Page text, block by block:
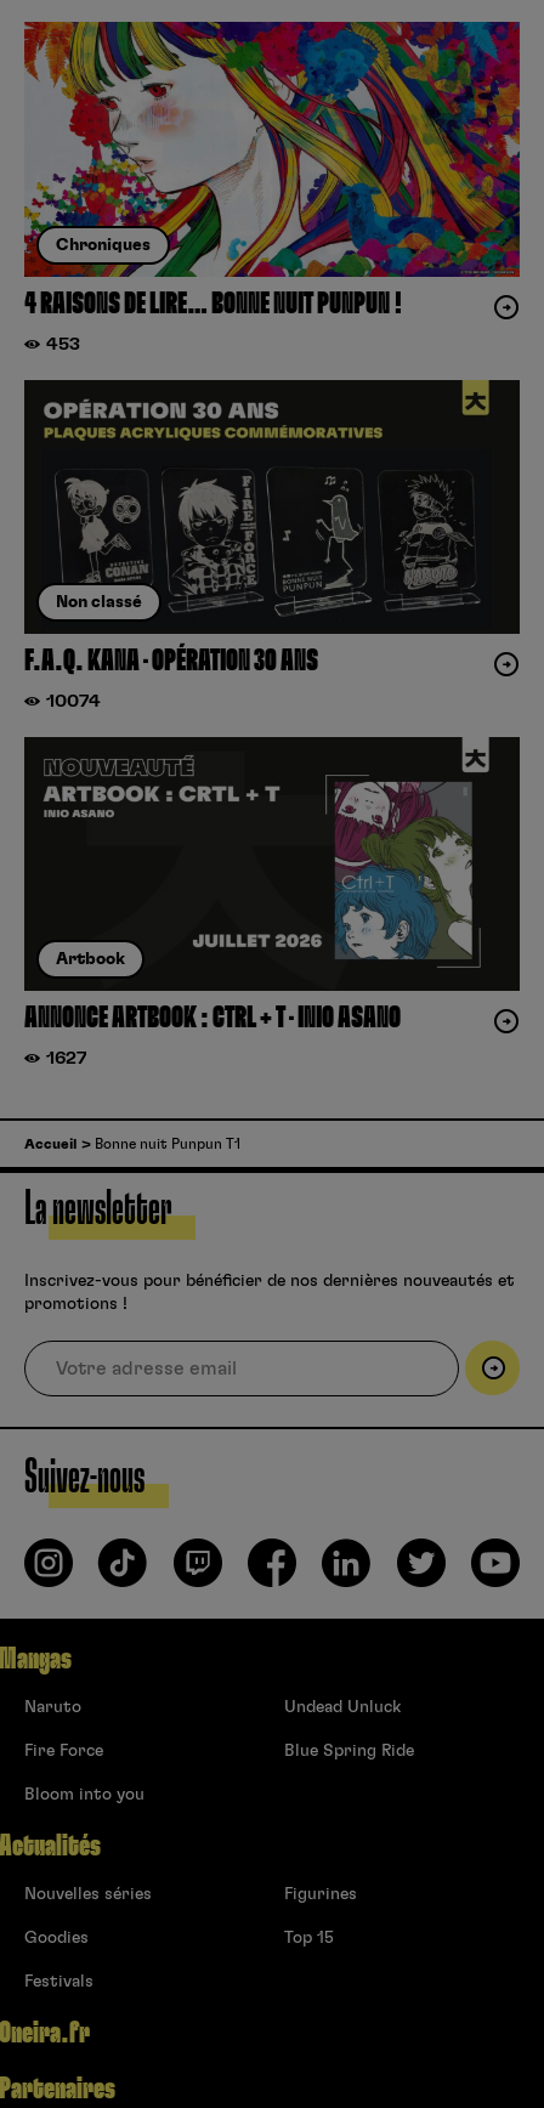
Chroniques
4 RAISONS DE LIRE… BONNE NUIT PUNPUN !
453
Non classé
F.A.Q. KANA – OPÉRATION 30 ANS
10074
Artbook
ANNONCE ARTBOOK : CTRL + T – INIO ASANO
1627
Accueil Bonne nuit Punpun T1
La newsletter
Inscrivez-vous pour bénéficier de nos dernières nouveautés et
promotions !
Suivez-nous
Mangas
Naruto
Fire Force
Bloom into you
Undead Unluck
Blue Spring Ride
Actualités
Nouvelles séries
Goodies
Festivals
Figurines
Top 15
Oneira.fr
Partenaires